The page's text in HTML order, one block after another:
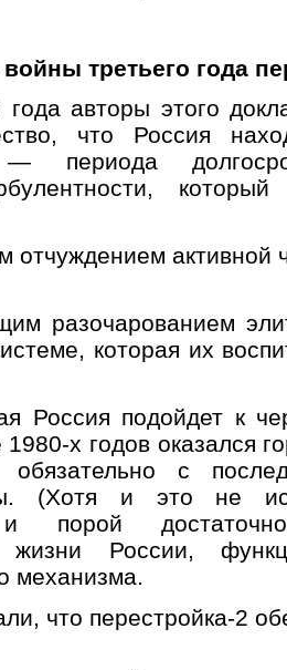
третьего года
авторы этого
что Россия
— периода
который
отчуждением активной
разочарованием
которая их
Россия подойдет к
х годов оказался
обязательно с
(Хотя и это не
порой
России,
механизма.
что перестройка-2